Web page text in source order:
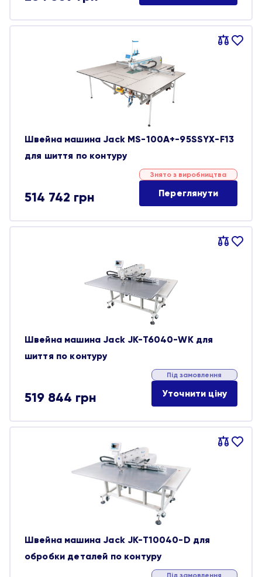
Порівняти
В
Швейна машина Jack MS-100A+-95SSYX-F13
для шиття по контуру
514 742 грн
Знято з виробництва
Переглянути
Порівняти
В
Швейна машина Jack JK-T6040-WK для
шиття по контуру
519 844 грн
Під замовлення
Уточнити ціну
Порівняти
В
Швейна машина Jack JK-T10040-D для
обробки деталей по контуру
Під замовлення